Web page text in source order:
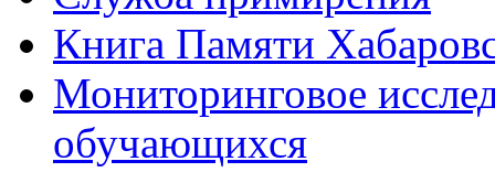
Книга Памяти
Мониторинговое
обучающихся